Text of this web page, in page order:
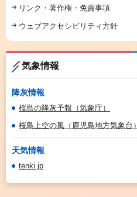
リンク・著作権・免責事項
ウェブアクセシビリティ方針
気象情報
降灰情報
桜島の降灰予報（気象庁）
桜島上空の風（鹿児島地方気象台）
天気情報
tenki.jp